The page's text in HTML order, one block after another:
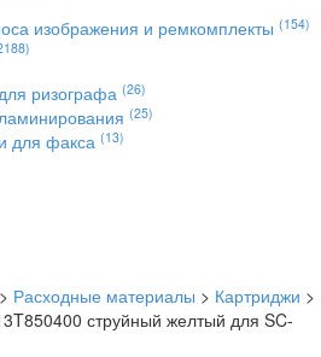
изображения и ремкомплекты (154)
ризографа (26)
(25)
для факса (13)
> Расходные материалы > Картриджи >
струйный желтый для SC-